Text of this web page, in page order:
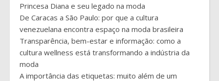
Princesa Diana e seu legado na moda
De Caracas a São Paulo: por que a cultura
venezuelana encontra espaço na moda brasileira
Transparência, bem-estar e informação: como a
cultura wellness está transformando a indústria da
moda
A importância das etiquetas: muito além de um